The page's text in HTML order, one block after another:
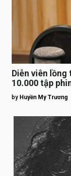
Diễn viên lồng
10.000 tập
nhất”
by Huyền My Trương